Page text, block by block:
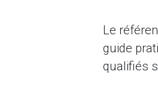
Le
guide
qualifiés